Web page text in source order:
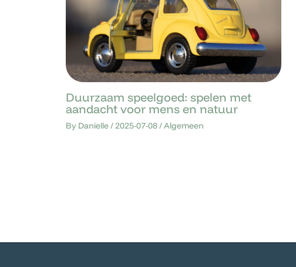
Duurzaam speelgoed: spelen met
aandacht voor mens en natuur
By Danielle/2025-07-08/Algemeen